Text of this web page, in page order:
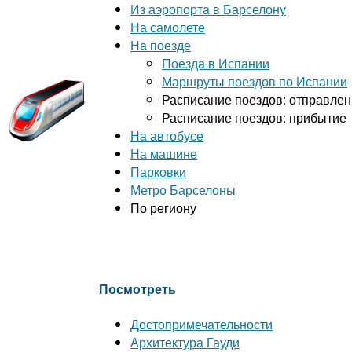
Из аэропорта в Барселону
На самолете
На поезде
Поезда в Испании
Маршруты поездов по Испании
Расписание поездов:
Расписание поездов: прибытие
На автобусе
На машине
Парковки
Метро Барселоны
По региону
Посмотреть
Достопримечательности
Архитектура Гауди